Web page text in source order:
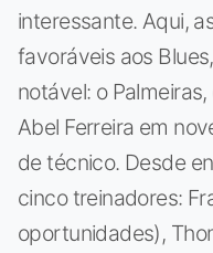
interessante. Aqui,
favoráveis aos
notável: o
Abel Ferreira em
de técnico. Desde
cinco treinadores:
oportunidades),